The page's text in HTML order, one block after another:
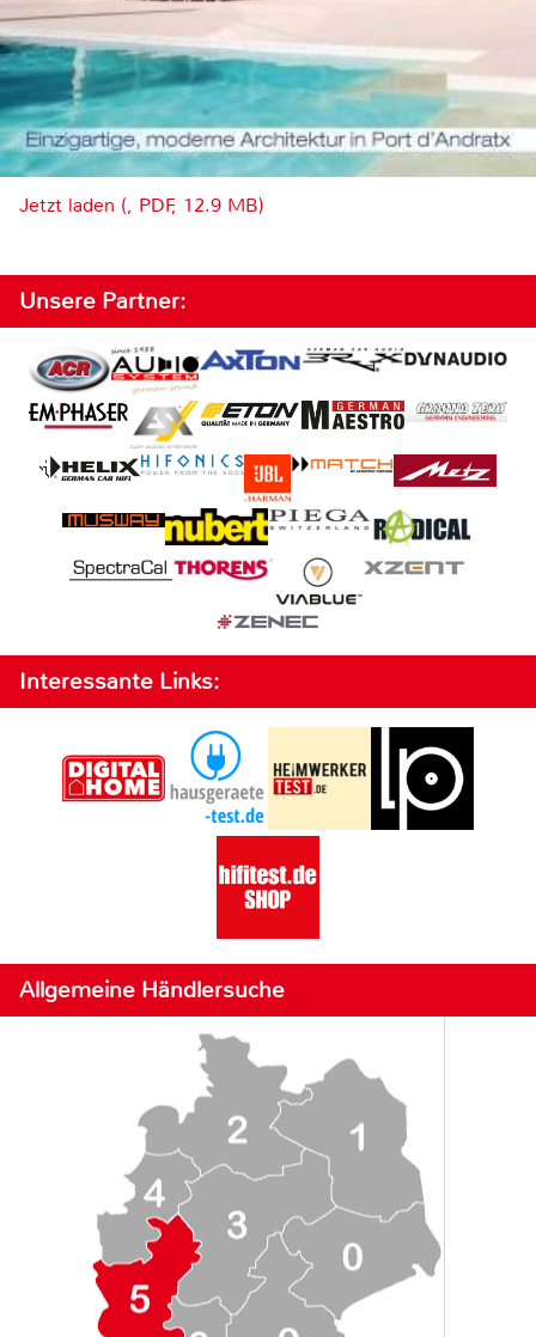
Jetzt laden (, PDF, 12.9 MB)
Unsere Partner:
Interessante Links:
Allgemeine Händlersuche